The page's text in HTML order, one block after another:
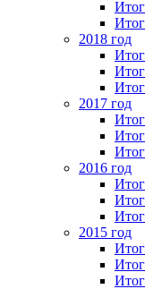
2018 год
2017 год
2016 год
2015 год